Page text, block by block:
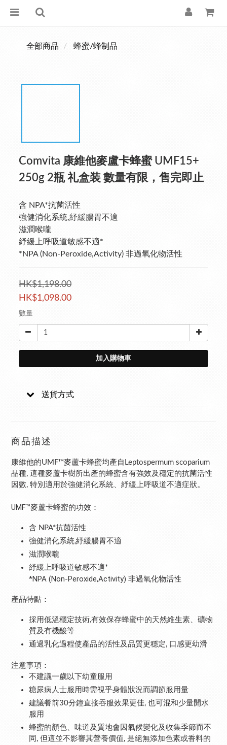
全部商品 蜂蜜/蜂制品
Comvita 康維他麥盧卡蜂蜜 UMF15+
250g 2瓶 礼盒装 數量有限，售完即止
含 NPA*抗菌活性
強健消化系統,紓緩腸胃不適
滋潤喉嚨
紓緩上呼吸道敏感不適*
*NPA (Non-Peroxide,Activity) 非過氧化物活性
HK$1,198.00
HK$1,098.00
數量
加入購物車
送貨方式
商品描述
康維他的UMF™麥蘆卡蜂蜜均產自Leptospermum scoparium
品種, 這種麥蘆卡樹所出產的蜂蜜含有強效及穩定的抗菌活性
因數, 特別適用於強健消化系統、紓緩上呼吸道不適症狀。
UMF™麥蘆卡蜂蜜的功效：
含 NPA*抗菌活性
強健消化系統,紓緩腸胃不適
滋潤喉嚨
紓緩上呼吸道敏感不適*
*NPA (Non-Peroxide,Activity) 非過氧化物活性
產品特點：
採用低溫穩定技術,有效保存蜂蜜中的天然維生素、礦物
質及有機酸等
通過乳化過程使產品的活性及品質更穩定, 口感更幼滑
注意事項：
不建議一歲以下幼童服用
糖尿病人士服用時需視乎身體狀況而調節服用量
建議餐前30分鐘直接吞服效果更佳, 也可混和少量開水
服用
蜂蜜的顏色、味道及質地會因氣候變化及收集季節而不
同, 但這並不影響其營養價值, 是絕無添加色素或香料的